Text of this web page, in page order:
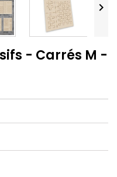

- Carrés M -